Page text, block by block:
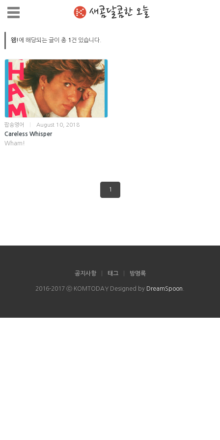
새콤달콤한 오늘
왬! 에 해당되는 글이 총 1 건 있습니다.
팝송영어 August 10, 2018
Careless Whisper
Wham!
1
공지사항 태그 방명록
2016-2017 ⓒ KOMTODAY Designed by DreamSpoon